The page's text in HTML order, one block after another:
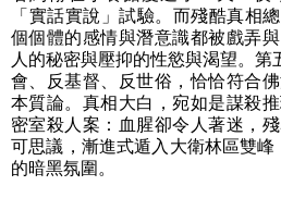
「實話實說」試驗。而殘酷真相
個個體的感情與潛意識都被戲弄
人的秘密與壓抑的性慾與渴望。第
會、反基督、反世俗，恰恰符合
本質論。真相大白，宛如是謀殺
密室殺人案：血腥卻令人著迷，
可思議，漸進式遁入大衛林區雙峰
的暗黑氛圍。